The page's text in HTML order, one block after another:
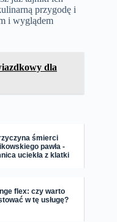
przygodę i
i wyglądem
dla
śmierci
pawła -
uciekła z klatki
flex: czy warto
w tę usługę?